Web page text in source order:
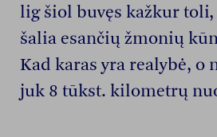
lig šiol buvęs kažkur
šalia esančių žmonių
Kad karas yra realybė,
juk 8 tūkst. kilometrų